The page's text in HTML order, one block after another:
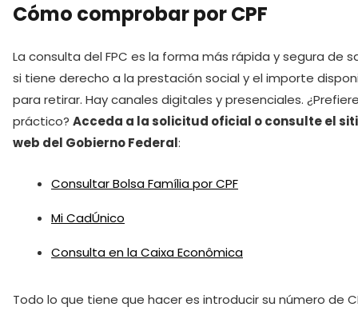
Cómo comprobar por CPF
La consulta del FPC es la forma más rápida y segura de
si tiene derecho a la prestación social y el importe
para retirar. Hay canales digitales y presenciales.
práctico? Acceda a la solicitud oficial o consulte el
web del Gobierno Federal:
Consultar Bolsa Família por CPF
Mi CadÚnico
Consulta en la Caixa Econômica
Todo lo que tiene que hacer es introducir su número de